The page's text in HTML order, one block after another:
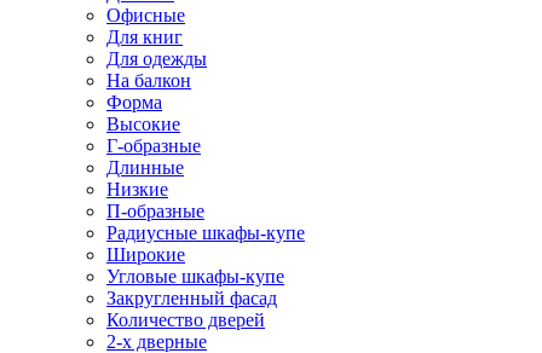
Офисные
Для книг
Для одежды
На балкон
Форма
Высокие
Г-образные
Длинные
Низкие
П-образные
Радиусные шкафы-купе
Широкие
Угловые шкафы-купе
Закругленный фасад
Количество дверей
2-х дверные